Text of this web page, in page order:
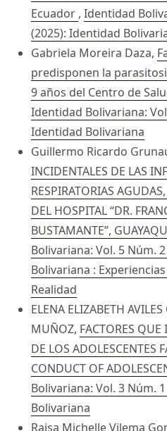
Ecuador , Identidad
(2025): Identidad
Gabriela Moreira Daza,
predisponen la
9 años del Centro de
Identidad Bolivariana:
Identidad Bolivariana
Guillermo Ricardo
INCIDENTALES DE LAS
RESPIRATORIAS
DEL HOSPITAL “DR.
BUSTAMANTE”,
Bolivariana: Vol. 5 Núm.
Bolivariana :
Realidad
ELENA ELIZABETH
MUÑOZ, FACTORES
DE LOS ADOLESCENTES
CONDUCT OF
Bolivariana: Vol. 3 Núm.
Bolivariana
Raisa Michelle Vilema